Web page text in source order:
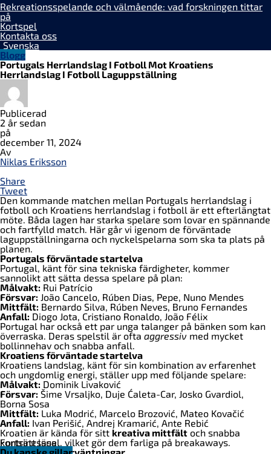
Rekreationsspelande och välmående: vad forskningen tittar
på
Kortspel
Kontakta oss
Svenska
Blogg
Portugals Herrlandslag I Fotboll Mot Kroatiens
Herrlandslag I Fotboll Laguppställning
Publicerad
2 år sedan
på
december 11, 2024
Av
Niklas Eriksson
Share
Tweet
Den kommande matchen mellan Portugals herrlandslag i
fotboll och Kroatiens herrlandslag i fotboll är ett efterlängtat
möte. Båda lagen har starka spelare som lovar en spännande
och fartfylld match. Här går vi igenom de förväntade
laguppställningarna och nyckelspelarna som ska ta plats på
planen.
Portugals förväntade startelva
Portugal, känt för sina tekniska färdigheter, kommer
sannolikt att sätta dessa spelare på plan:
Målvakt: Rui Patrício
Försvar: João Cancelo, Rúben Dias, Pepe, Nuno Mendes
Mittfält: Bernardo Silva, Rúben Neves, Bruno Fernandes
Anfall: Diogo Jota, Cristiano Ronaldo, João Félix
Portugal har också ett par unga talanger på bänken som kan
överraska. Deras spelstil är ofta aggressiv med mycket
bollinnehav och snabba anfall.
Kroatiens förväntade startelva
Kroatiens landslag, känt för sin kombination av erfarenhet
och ungdomlig energi, ställer upp med följande spelare:
Målvakt: Dominik Livaković
Försvar: Šime Vrsaljko, Duje Ćaleta-Car, Josko Gvardiol,
Borna Sosa
Mittfält: Luka Modrić, Marcelo Brozović, Mateo Kovačić
Anfall: Ivan Perišić, Andrej Kramarić, Ante Rebić
Kroatien är kända för sitt kreativa mittfält och snabba
kontringsspel, vilket gör dem farliga på breakaways.
Fortsätt läsa